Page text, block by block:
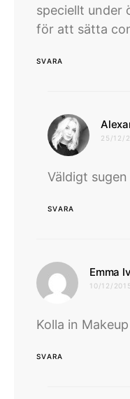
speciellt under
för att sätta
SVARA
25/12/
Väldigt
SVARA
Emma
10/12/
Kolla in
SVARA